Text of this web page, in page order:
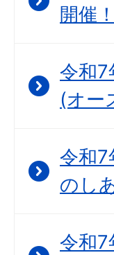
開催
令和7
(オー
令和
のし
令和